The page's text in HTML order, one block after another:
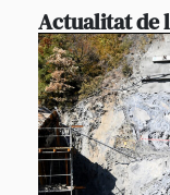
Actualitat de